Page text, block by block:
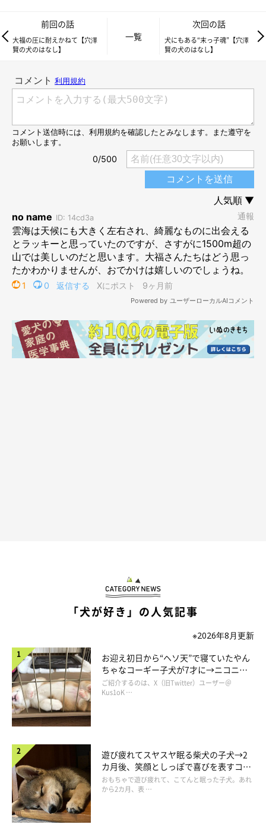
私は釣りのためなら3時起きでも4時起きでも苦に感じないが、見
も、雲海にそれほど魅力を感じていない。だから妻には「うー
ん」と気乗りしない返事をした。
入笠山の麓に着くと、一面霧が立ち込めていた。上もこんななら
く。すると次第に霧が薄くなり、遂に脱出した。ゴンドラからで
も雲海が見える。
前回の話
大福の圧に耐えかねて【穴澤
賢の犬のはなし】
一覧
次回の話
犬にもある“末っ子魂”【穴澤
賢の犬のはなし】
「犬が好き」の人気記事
※2026年8月更新
お迎え初日から“ヘソ天”で寝ていたやん
ちゃなコーギー子犬が7才に→ニコニ
コ“コーギースマイル”が魅力のコに成
長！
ご紹介するのは、X（旧Twitter）ユーザー＠
Kus1oK …
遊び疲れてスヤスヤ眠る柴犬の子犬→2
カ月後、笑顔としっぽで喜びを表すコに
成長！
おもちゃで遊び疲れて、こてんと眠った子犬。あれ
から2カ月、表 …